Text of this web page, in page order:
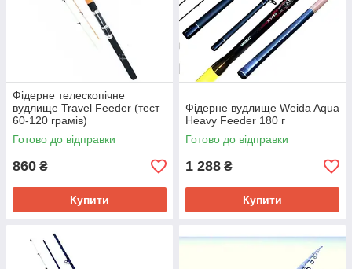
Фідерне телескопічне
вудлище Travel Feeder (тест
60-120 грамів)
Готово до відправки
860 ₴
Купити
Фідерне вудлище Weida Aqua
Heavy Feeder 180 г
Готово до відправки
1 288 ₴
Купити